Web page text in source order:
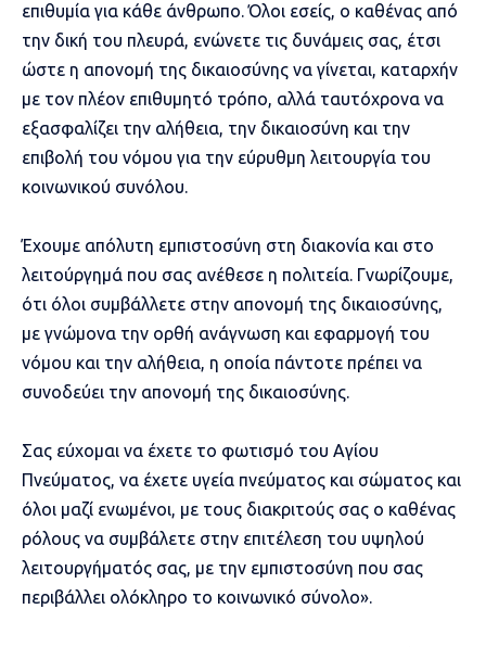
επιθυμία για κάθε άνθρωπο. Όλοι εσείς, ο καθένας από
την δική του πλευρά, ενώνετε τις δυνάμεις σας, έτσι
ώστε η απονομή της δικαιοσύνης να γίνεται, καταρχήν
με τον πλέον επιθυμητό τρόπο, αλλά ταυτόχρονα να
εξασφαλίζει την αλήθεια, την δικαιοσύνη και την
επιβολή του νόμου για την εύρυθμη λειτουργία του
κοινωνικού συνόλου.
Έχουμε απόλυτη εμπιστοσύνη στη διακονία και στο
λειτούργημά που σας ανέθεσε η πολιτεία. Γνωρίζουμε,
ότι όλοι συμβάλλετε στην απονομή της δικαιοσύνης,
με γνώμονα την ορθή ανάγνωση και εφαρμογή του
νόμου και την αλήθεια, η οποία πάντοτε πρέπει να
συνοδεύει την απονομή της δικαιοσύνης.
Σας εύχομαι να έχετε το φωτισμό του Αγίου
Πνεύματος, να έχετε υγεία πνεύματος και σώματος και
όλοι μαζί ενωμένοι, με τους διακριτούς σας ο καθένας
ρόλους να συμβάλετε στην επιτέλεση του υψηλού
λειτουργήματός σας, με την εμπιστοσύνη που σας
περιβάλλει ολόκληρο το κοινωνικό σύνολο».